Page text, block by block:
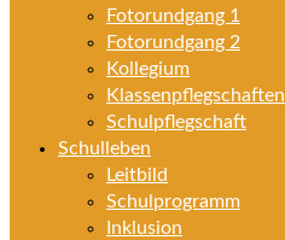
Fotorundgang 1
Fotorundgang 2
Kollegium
Klassenpflegschaften
Schulpflegschaft
Schulleben
Leitbild
Schulprogramm
Inklusion